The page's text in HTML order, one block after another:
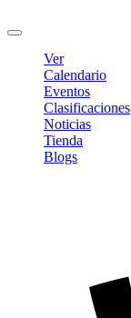
Ver
Calendario
Eventos
Clasificaciones
Noticias
Tienda
Blogs